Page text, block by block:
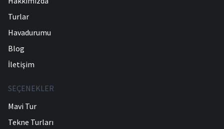
Turlar
Havadurumu
Blog
İletişim
SEÇENEKLER
Mavi Tur
Tekne Turları